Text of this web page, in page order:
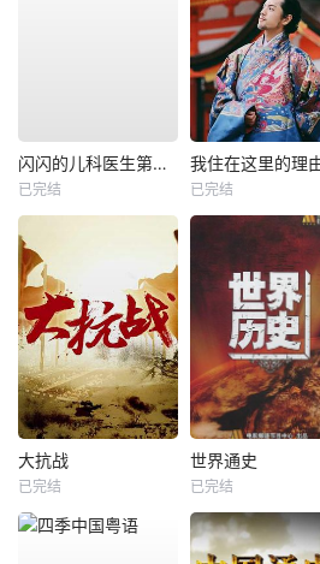
闪闪的儿科医生第四季
已完结 已完结
大抗战
已完结
世界通史
已完结